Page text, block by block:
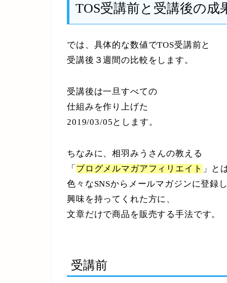
TOS受講前と受講後の成
では、具体的な数値でTOS受講前と
受講後３週間の比較をします。
受講後は一旦すべての
仕組みを作り上げた
2019/03/05とします。
ちなみに、相羽みうさんの教える
「 ブログメルマガアフィリエイト 」と
色々なSNSからメールマガジンに登録
興味を持ってくれた方に、
文章だけで商品を販売する手法です。
受講前